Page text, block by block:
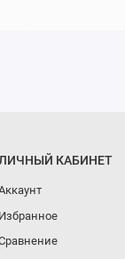
КАБИНЕТ
Избранное